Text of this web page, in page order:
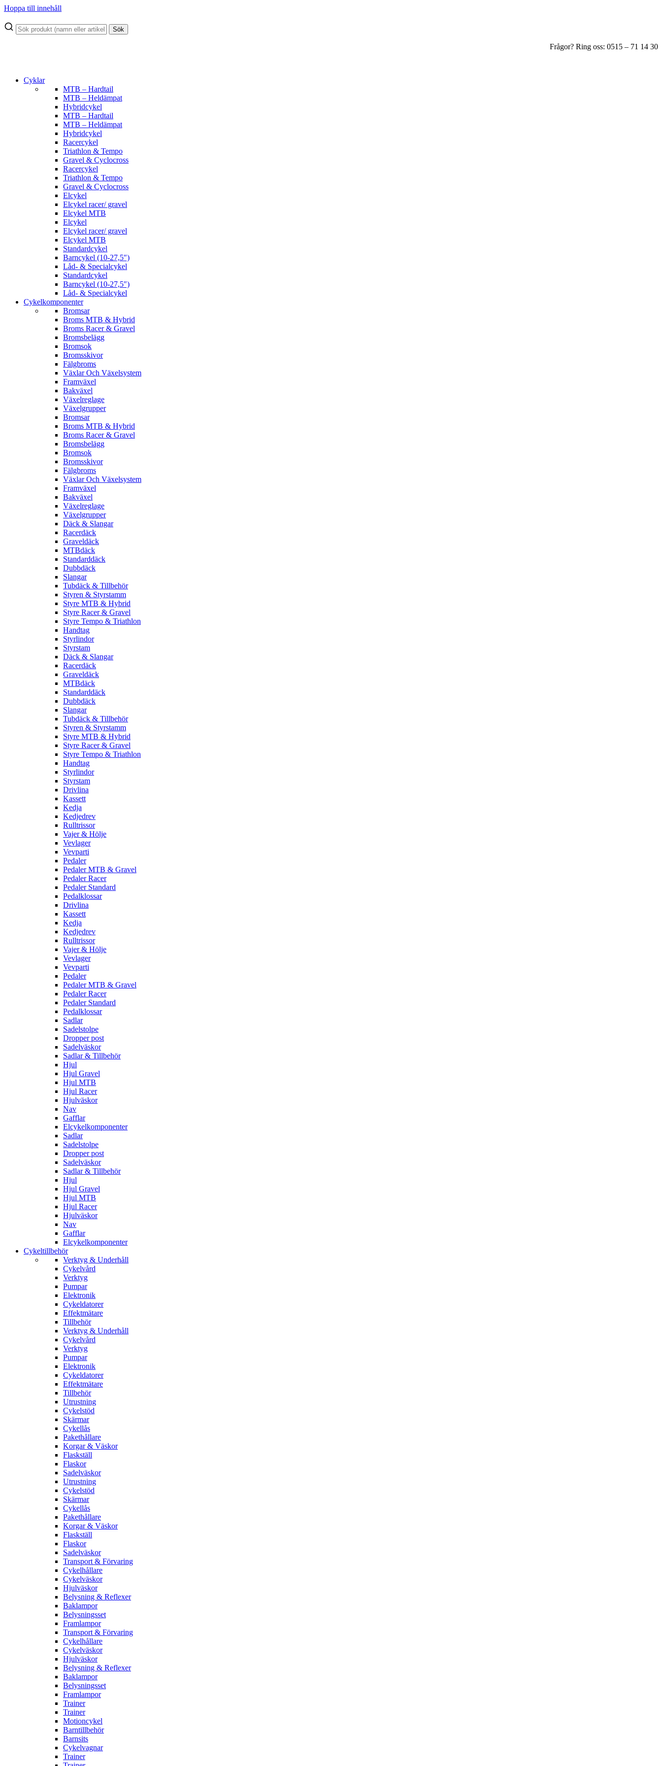
Hoppa till innehåll
Sök
Frågor? Ring oss: 0515 – 71 14 30
Cyklar
MTB – Hardtail
MTB – Heldämpat
Hybridcykel
MTB – Hardtail
MTB – Heldämpat
Hybridcykel
Racercykel
Triathlon & Tempo
Gravel & Cyclocross
Racercykel
Triathlon & Tempo
Gravel & Cyclocross
Elcykel
Elcykel racer/ gravel
Elcykel MTB
Elcykel
Elcykel racer/ gravel
Elcykel MTB
Standardcykel
Barncykel (10-27,5″)
Låd- & Specialcykel
Standardcykel
Barncykel (10-27,5″)
Låd- & Specialcykel
Cykelkomponenter
Bromsar
Broms MTB & Hybrid
Broms Racer & Gravel
Bromsbelägg
Bromsok
Bromsskivor
Fälgbroms
Växlar Och Växelsystem
Framväxel
Bakväxel
Växelreglage
Växelgrupper
Bromsar
Broms MTB & Hybrid
Broms Racer & Gravel
Bromsbelägg
Bromsok
Bromsskivor
Fälgbroms
Växlar Och Växelsystem
Framväxel
Bakväxel
Växelreglage
Växelgrupper
Däck & Slangar
Racerdäck
Graveldäck
MTBdäck
Standarddäck
Dubbdäck
Slangar
Tubdäck & Tillbehör
Styren & Styrstamm
Styre MTB & Hybrid
Styre Racer & Gravel
Styre Tempo & Triathlon
Handtag
Styrlindor
Styrstam
Däck & Slangar
Racerdäck
Graveldäck
MTBdäck
Standarddäck
Dubbdäck
Slangar
Tubdäck & Tillbehör
Styren & Styrstamm
Styre MTB & Hybrid
Styre Racer & Gravel
Styre Tempo & Triathlon
Handtag
Styrlindor
Styrstam
Drivlina
Kassett
Kedja
Kedjedrev
Rulltrissor
Vajer & Hölje
Vevlager
Vevparti
Pedaler
Pedaler MTB & Gravel
Pedaler Racer
Pedaler Standard
Pedalklossar
Drivlina
Kassett
Kedja
Kedjedrev
Rulltrissor
Vajer & Hölje
Vevlager
Vevparti
Pedaler
Pedaler MTB & Gravel
Pedaler Racer
Pedaler Standard
Pedalklossar
Sadlar
Sadelstolpe
Dropper post
Sadelväskor
Sadlar & Tillbehör
Hjul
Hjul Gravel
Hjul MTB
Hjul Racer
Hjulväskor
Nav
Gafflar
Elcykelkomponenter
Sadlar
Sadelstolpe
Dropper post
Sadelväskor
Sadlar & Tillbehör
Hjul
Hjul Gravel
Hjul MTB
Hjul Racer
Hjulväskor
Nav
Gafflar
Elcykelkomponenter
Cykeltillbehör
Verktyg & Underhåll
Cykelvård
Verktyg
Pumpar
Elektronik
Cykeldatorer
Effektmätare
Tillbehör
Verktyg & Underhåll
Cykelvård
Verktyg
Pumpar
Elektronik
Cykeldatorer
Effektmätare
Tillbehör
Utrustning
Cykelstöd
Skärmar
Cykellås
Pakethållare
Korgar & Väskor
Flaskställ
Flaskor
Sadelväskor
Utrustning
Cykelstöd
Skärmar
Cykellås
Pakethållare
Korgar & Väskor
Flaskställ
Flaskor
Sadelväskor
Transport & Förvaring
Cykelhållare
Cykelväskor
Hjulväskor
Belysning & Reflexer
Baklampor
Belysningsset
Framlampor
Transport & Förvaring
Cykelhållare
Cykelväskor
Hjulväskor
Belysning & Reflexer
Baklampor
Belysningsset
Framlampor
Trainer
Trainer
Motioncykel
Barntillbehör
Barnsits
Cykelvagnar
Trainer